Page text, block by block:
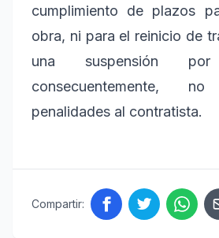
cumplimiento de plazos
obra, ni para el reinicio de
una suspensión
consecuentemente,
penalidades al contratista.
Compartir: